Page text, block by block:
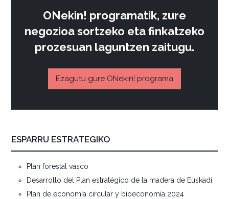
ONekin! programatik, zure
negozioa sortzeko eta finkatzeko
prozesuan laguntzen zaitugu.
Ezagutu gure ONekin! programa
ESPARRU ESTRATEGIKO
Plan forestal vasco
Desarrollo del Plan estratégico de la madera de Euskadi
Plan de economía circular y bioeconomía 2024